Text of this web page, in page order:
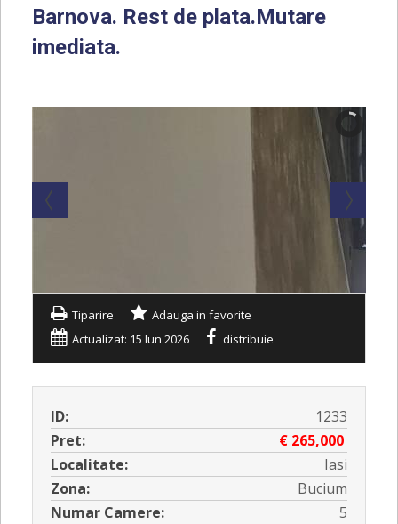
Barnova. Rest de plata.Mutare
imediata.
Tiparire
Adauga in favorite
Actualizat: 15 Iun 2026
distribuie
ID:
1233
Pret:
€ 265,000
Localitate:
Iasi
Zona:
Bucium
Numar Camere:
5